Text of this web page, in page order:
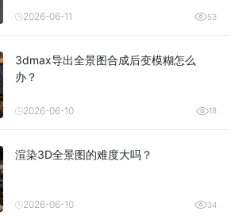
2026-06-11 53
3dmax导出全景图合成后变模糊怎么
办？
2026-06-10 18
渲染3D全景图的难度大吗？
2026-06-10 34